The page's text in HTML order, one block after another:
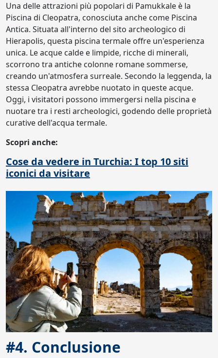
Una delle attrazioni più popolari di Pamukkale è la
Piscina di Cleopatra, conosciuta anche come Piscina
Antica. Situata all'interno del sito archeologico di
Hierapolis, questa piscina termale offre un'esperienza
unica. Le acque calde e limpide, ricche di minerali,
scorrono tra antiche colonne romane sommerse,
creando un'atmosfera surreale. Secondo la leggenda, la
stessa Cleopatra avrebbe nuotato in queste acque.
Oggi, i visitatori possono immergersi nella piscina e
nuotare tra i resti archeologici, godendo delle proprietà
curative dell'acqua termale.
Scopri anche:
Cose da vedere in Turchia: I top 10 siti
iconici da visitare
#4. Conclusione